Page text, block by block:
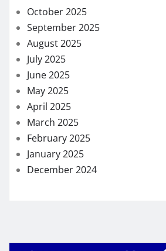
October 2025
September 2025
August 2025
July 2025
June 2025
May 2025
April 2025
March 2025
February 2025
January 2025
December 2024